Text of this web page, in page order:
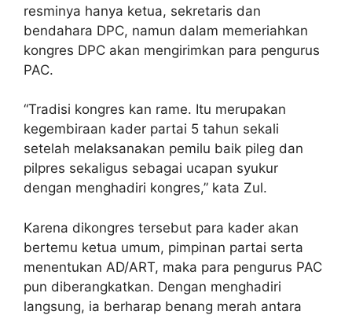
resminya hanya ketua, sekretaris dan
bendahara DPC, namun dalam memeriahkan
kongres DPC akan mengirimkan para pengurus
PAC.
“Tradisi kongres kan rame. Itu merupakan
kegembiraan kader partai 5 tahun sekali
setelah melaksanakan pemilu baik pileg dan
pilpres sekaligus sebagai ucapan syukur
dengan menghadiri kongres,” kata Zul.
Karena dikongres tersebut para kader akan
bertemu ketua umum, pimpinan partai serta
menentukan AD/ART, maka para pengurus PAC
pun diberangkatkan. Dengan menghadiri
langsung, ia berharap benang merah antara